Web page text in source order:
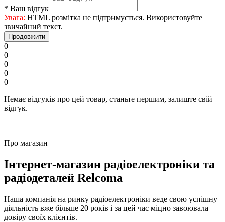
* Ваш відгук
Увага: HTML розмітка не підтримується. Використовуйте
звичайний текст.
Продовжити
0
0
0
0
0
Немає відгуків про цей товар, станьте першим, залиште свій
відгук.
Про магазин
Інтернет-магазин радіоелектроніки та
радіодеталей Relcoma
Наша компанія на ринку радіоелектроніки веде свою успішну
діяльність вже більше 20 років і за цей час міцно завоювала
довіру своїх клієнтів.